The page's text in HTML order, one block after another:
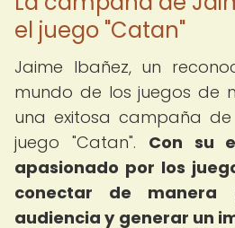
el juego "Catan"
Jaime Ibañez, un
mundo de los juegos de
una exitosa campaña
juego "Catan". Con su
apasionado por los
conectar de manera
audiencia y generar un